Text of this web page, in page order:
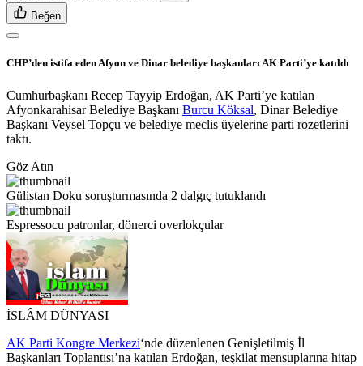
Beğen
CHP’den istifa eden Afyon ve Dinar belediye başkanları AK Parti’ye katıldı
Cumhurbaşkanı Recep Tayyip Erdoğan, AK Parti’ye katılan
Afyonkarahisar Belediye Başkanı Burcu Köksal, Dinar Belediye
Başkanı Veysel Topçu ve belediye meclis üyelerine parti rozetlerini
taktı.
Göz Atın
Gülistan Doku soruşturmasında 2 dalgıç tutuklandı
Espressocu patronlar, dönerci overlokçular
İSLÂM DÜNYASI
AK Parti Kongre Merkezi‘nde düzenlenen Genişletilmiş İl
Başkanları Toplantısı’na katılan Erdoğan, teşkilat mensuplarına hitap